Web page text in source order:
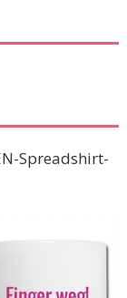
Spreadshirt-